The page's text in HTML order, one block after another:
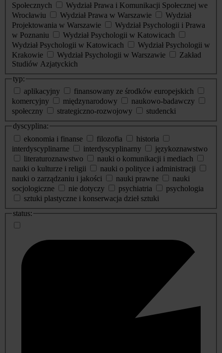
Społecznych
Wydział Prawa i Komunikacji Społecznej we
Wrocławiu
Wydział Prawa w Warszawie
Wydział
Projektowania w Warszawie
Wydział Psychologii i Prawa
w Poznaniu
Wydział Psychologii w Katowicach
Wydział Psychologii w Katowicach
Wydział Psychologii w
Krakowie
Wydział Psychologii w Warszawie
Zakład
Studiów Azjatyckich
typ:
aplikacyjny
finansowany ze środków europejskich
komercyjny
międzynarodowy
naukowo-badawczy
społeczny
strategiczno-rozwojowy
studencki
dyscyplina:
ekonomia i finanse
filozofia
historia
interdyscyplinarne
interdyscyplinarny
językoznawstwo
literaturoznawstwo
nauki o komunikacji i mediach
nauki o kulturze i religii
nauki o polityce i administracji
nauki o zarządzaniu i jakości
nauki prawne
nauki
socjologiczne
nie dotyczy psychiatria
psychologia
sztuki plastyczne i konserwacja dzieł sztuki
status: